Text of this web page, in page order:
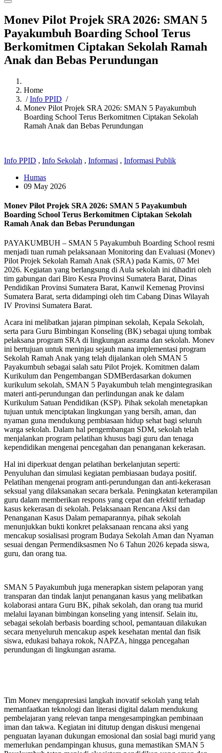
Monev Pilot Projek SRA 2026: SMAN 5
Payakumbuh Boarding School Terus
Berkomitmen Ciptakan Sekolah Ramah
Anak dan Bebas Perundungan
Home
/Info PPID /
Monev Pilot Projek SRA 2026: SMAN 5 Payakumbuh
Boarding School Terus Berkomitmen Ciptakan Sekolah
Ramah Anak dan Bebas Perundungan
Info PPID , Info Sekolah , Informasi , Informasi Publik
Humas
09 May 2026
Monev Pilot Projek SRA 2026: SMAN 5 Payakumbuh
Boarding School Terus Berkomitmen Ciptakan Sekolah
Ramah Anak dan Bebas Perundungan
PAYAKUMBUH – SMAN 5 Payakumbuh Boarding School resmi
menjadi tuan rumah pelaksanaan Monitoring dan Evaluasi (Monev)
Pilot Projek Sekolah Ramah Anak (SRA) pada Kamis, 07 Mei
2026. Kegiatan yang berlangsung di Aula sekolah ini dihadiri oleh
tim gabungan dari Biro Kesra Provinsi Sumatera Barat, Dinas
Pendidikan Provinsi Sumatera Barat, Kanwil Kemenag Provinsi
Sumatera Barat, serta didampingi oleh tim Cabang Dinas Wilayah
IV Provinsi Sumatera Barat.
Acara ini melibatkan jajaran pimpinan sekolah, Kepala Sekolah,
serta para Guru Bimbingan Konseling (BK) sebagai ujung tombak
pelaksana program SRA di lingkungan asrama dan sekolah. Monev
ini bertujuan untuk meninjau sejauh mana implementasi program
Sekolah Ramah Anak yang telah dijalankan oleh SMAN 5
Payakumbuh sebagai salah satu Pilot Projek. Komitmen dalam
Kurikulum dan Pengembangan SDMBerdasarkan dokumen
kurikulum sekolah, SMAN 5 Payakumbuh telah mengintegrasikan
materi anti-perundungan dan perlindungan anak ke dalam
Kurikulum Satuan Pendidikan (KSP). Pihak sekolah menetapkan
tujuan untuk menciptakan lingkungan yang bersih, aman, dan
nyaman guna mendukung pembiasaan hidup sehat bagi seluruh
warga sekolah. Dalam hal pengembangan SDM, sekolah telah
menjalankan program pelatihan khusus bagi guru dan tenaga
kependidikan mengenai pencegahan dan penanganan kekerasan.
Hal ini diperkuat dengan pelatihan berkelanjutan seperti:
Penyuluhan dan simulasi kegiatan pembiasaan budaya positif.
Pelatihan mengenai program anti-perundungan dan anti-kekerasan
seksual yang dilaksanakan secara berkala. Peningkatan keterampilan
guru dalam memberikan respons yang cepat dan efektif terhadap
kasus kekerasan di sekolah. Pelaksanaan Rencana Aksi dan
Penanganan Kasus Dalam pemaparannya, pihak sekolah
menunjukkan bukti konkret pelaksanaan rencana aksi yang
mencakup sosialisasi program Budaya Sekolah Aman dan Nyaman
sesuai dengan Permendiksasmen No 6 Tahun 2026 kepada siswa,
guru, dan orang tua.
SMAN 5 Payakumbuh juga menerapkan sistem pelaporan yang
transparan dan tindak lanjut penanganan kasus yang melibatkan
kolaborasi antara Guru BK, pihak sekolah, dan orang tua murid
melalui layanan bimbingan konseling yang intensif. Selain itu,
sebagai sekolah berbasis boarding school, pemantauan dilakukan
secara menyeluruh mencakup aspek kesehatan mental dan fisik
siswa, edukasi bahaya rokok, NAPZA, hingga pencegahan
perundungan di lingkungan asrama.
Tim Monev mengapresiasi langkah inovatif sekolah yang telah
memanfaatkan teknologi dan literasi digital dalam mendukung
pembelajaran yang relevan tanpa mengesampingkan pembinaan
iman dan takwa. Kegiatan ini ditutup dengan diskusi mengenai
penguatan layanan dukungan emosional dan sosial bagi murid yang
memerlukan pendampingan khusus, guna memastikan SMAN 5